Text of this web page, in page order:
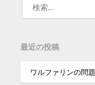
最近の投稿
ワルファリンの問題